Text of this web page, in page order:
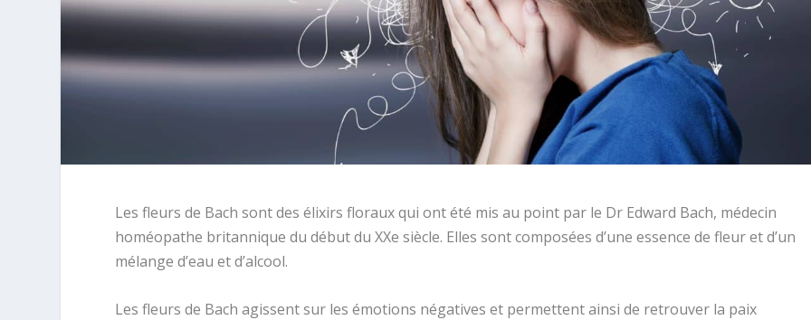
Les fleurs de Bach sont des élixirs floraux qui ont été mis au point par le Dr Edward Bach, médecin
homéopathe britannique du début du XXe siècle. Elles sont composées d’une essence de fleur et d’un
mélange d’eau et d’alcool.
Les fleurs de Bach agissent sur les émotions négatives et permettent ainsi de retrouver la paix